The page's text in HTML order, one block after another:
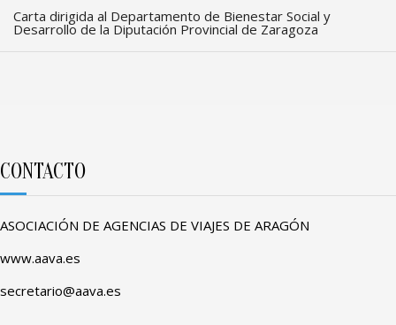
Carta dirigida al Departamento de Bienestar Social y
Desarrollo de la Diputación Provincial de Zaragoza
CONTACTO
ASOCIACIÓN DE AGENCIAS DE VIAJES DE ARAGÓN
www.aava.es
secretario@aava.es